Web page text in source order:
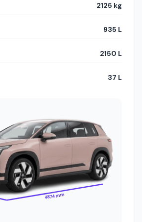
2125 kg
935 L
2150 L
37 L
4874 mm